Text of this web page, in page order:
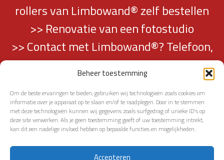
Beheer toestemming
Om de beste ervaringen te bieden, gebruiken wij technologieën zoals cookies om
informatie over je apparaat op te slaan en/of te raadplegen. Door in te stemmen
met deze technologieën kunnen wij gegevens zoals surfgedrag of unieke ID's op
deze site verwerken. Als je geen toestemming geeft of uw toestemming intrekt,
kan dit een nadelige invloed hebben op bepaalde functies en mogelijkheden.
Accepteren
rollers van Limbowand® zelf bestellen
>> Renovatie van een fotostudio
>> Contact met Limbowand®? Telefoon,
mail en adresgegevens vindt u hier…
TERUG NAAR PAGINATOP